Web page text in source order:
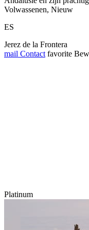
Volwassenen, Nieuw
ES
Jerez de la Frontera
mail Contact favorite
Platinum